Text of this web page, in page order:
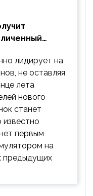
лидирует на
не оставляя
лета
нового
станет
известно
первым
на
предыдущих